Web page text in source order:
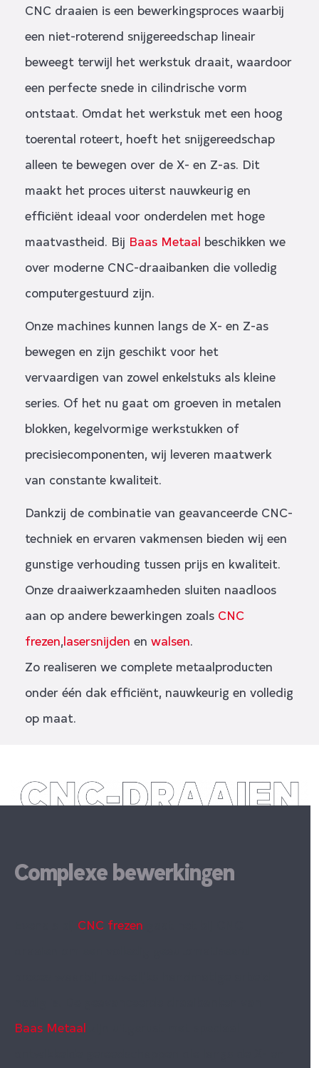
CNC draaien is een bewerkingsproces waarbij
een niet-roterend snijgereedschap lineair
beweegt terwijl het werkstuk draait, waardoor
een perfecte snede in cilindrische vorm
ontstaat. Omdat het werkstuk met een hoog
toerental roteert, hoeft het snijgereedschap
alleen te bewegen over de X- en Z-as. Dit
maakt het proces uiterst nauwkeurig en
efficiënt ideaal voor onderdelen met hoge
maatvastheid. Bij Baas Metaal beschikken we
over moderne CNC-draaibanken die volledig
computergestuurd zijn.
Onze machines kunnen langs de X- en Z-as
bewegen en zijn geschikt voor het
vervaardigen van zowel enkelstuks als kleine
series. Of het nu gaat om groeven in metalen
blokken, kegelvormige werkstukken of
precisiecomponenten, wij leveren maatwerk
van constante kwaliteit.
Dankzij de combinatie van geavanceerde CNC-
techniek en ervaren vakmensen bieden wij een
gunstige verhouding tussen prijs en kwaliteit.
Onze draaiwerkzaamheden sluiten naadloos
aan op andere bewerkingen zoals CNC
frezen,lasersnijden en walsen.
Zo realiseren we complete metaalproducten
onder één dak efficiënt, nauwkeurig en volledig
op maat.
Complexe bewerkingen
CNC frezen
Baas Metaal